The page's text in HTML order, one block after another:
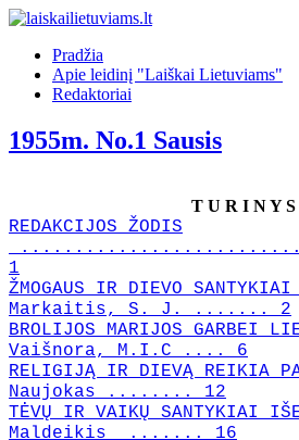
Pradžia
Apie leidinį "Laiškai Lietuviams"
Redaktoriai
1955m. No.1 Sausis
T U R I N Y S
REDAKCIJOS ŽODIS
1
ŽMOGAUS IR DIEVO
Markaitis, S. J. ....... 2
BROLIJOS MARIJOS GARBEI
Vaišnora, M.I.C .... 6
RELIGIJĄ IR DIEVĄ REIKIA
Naujokas ........ 12
TĖVŲ IR VAIKŲ SANTYKIAI
Maldeikis ....... 16